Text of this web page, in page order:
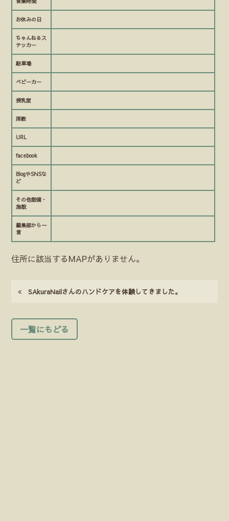
お休みの日
ちゃんねるス
テッカー
駐車場
ベビーカー
授乳室
席数
URL
facebook
BlogやSNSな
ど
その他設備・
施設
編集部から一
言
住所に該当するMAPがありません。
SAkuraNailさんのハンドケアを体験してきました。
一覧にもどる